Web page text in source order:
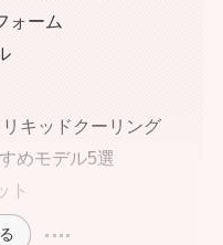
ォーム
キッドクーリング
めモデル5選
ト